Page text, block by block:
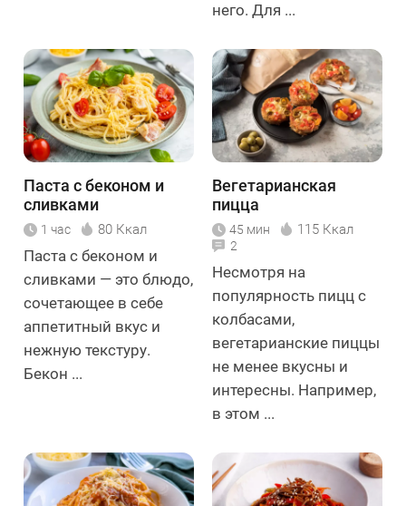
него. Для ...
Паста с беконом и
сливками
1 час 80 Ккал
Паста с беконом и
сливками — это блюдо,
сочетающее в себе
аппетитный вкус и
нежную текстуру.
Бекон ...
Вегетарианская
пицца
45 мин 115 Ккал
2
Несмотря на
популярность пицц с
колбасами,
вегетарианские пиццы
не менее вкусны и
интересны. Например,
в этом ...